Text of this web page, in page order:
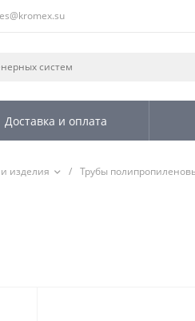
Доставка и оплата
изделия / Трубы